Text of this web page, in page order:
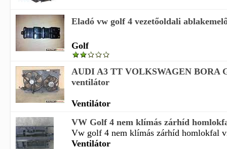
Eladó vw golf 4 vezetőoldali
Golf
AUDI A3 TT VOLKSWAGEN BORA
ventilátor
Ventilátor
VW Golf 4 nem klímás zárhíd
Vw golf 4 nem klímás zárhíd homlokfal
Ventilátor